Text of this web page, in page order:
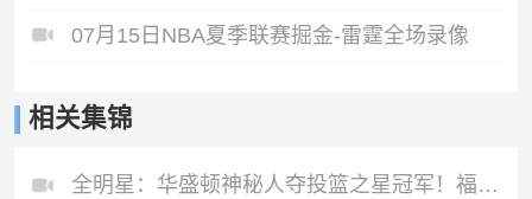
07月15日NBA夏季联赛掘金-雷霆全场录像
相关集锦
全明星：华盛顿神秘人夺投篮之星冠军！福德夺得三分大赛冠军！